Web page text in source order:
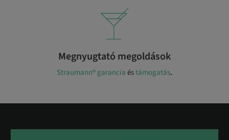
Megnyugtató megoldások
Straumann® garanciaéstámogatás.